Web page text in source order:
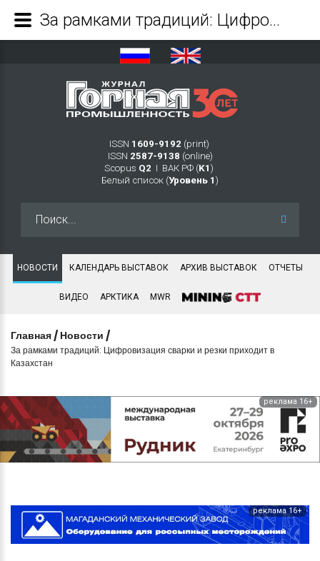
ISSN 1609-9192 (print)
ISSN 2587-9138 (online)
Scopus Q2 Ι ВАК РФ (K1 )
Белый список (Уровень 1 )
НОВОСТИ КАЛЕНДАРЬ ВЫСТАВОК АРХИВ ВЫСТАВОК ОТЧЕТЫ
ВИДЕО АРКТИКА MWR
Главная / Новости /
За рамками традиций: Цифровизация сварки и резки приходит в
Казахстан
реклама 16+
реклама 16+
За рамками традиций: Цифровизация сварки и резки приходит в Казахстан - Журнал Горная промышленность